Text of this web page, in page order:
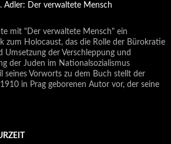
Adler: Der verwaltete Mensch
mit "Der verwaltete Mensch" ein
zum Holocaust, das die Rolle der Bürokratie
Umsetzung der Verschleppung und
der Juden im Nationalsozialismus
seines Vorworts zu dem Buch stellt der
in Prag geborenen Autor vor, der seine